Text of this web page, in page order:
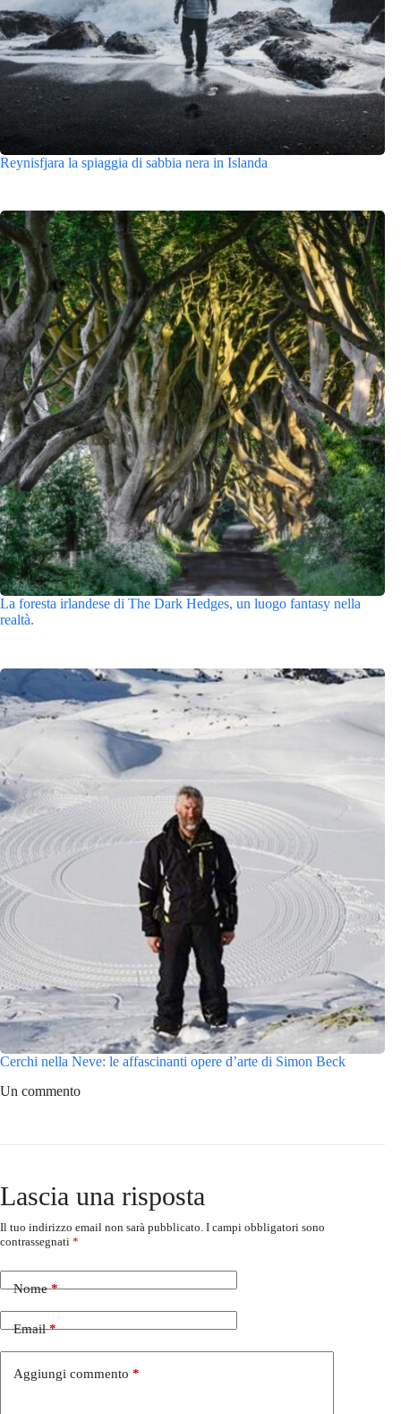
Reynisfjara la spiaggia di sabbia nera in Islanda
La foresta irlandese di The Dark Hedges, un luogo fantasy nella
realtà.
Cerchi nella Neve: le affascinanti opere d’arte di Simon Beck
Un commento
Lascia una risposta
Il tuo indirizzo email non sarà pubblicato. I campi obbligatori sono
contrassegnati *
Nome*
Email*
Aggiungi commento *